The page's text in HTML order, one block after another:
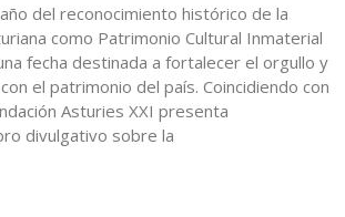
del reconocimiento histórico de la
como Patrimonio Cultural Inmaterial
fecha destinada a fortalecer el orgullo y
el patrimonio del país. Coincidiendo con
Asturies XXI presenta
divulgativo sobre la